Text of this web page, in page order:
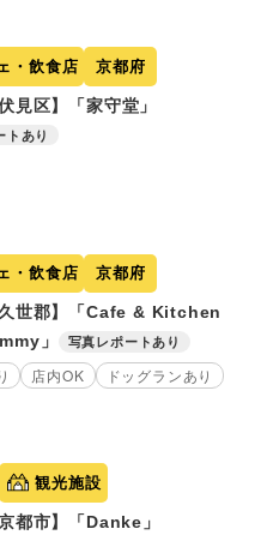
・飲食店 京都府
見区】「家守堂」
トあり
・飲食店 京都府
久世郡】「Cafe & Kitchen
」
写真レポートあり
店内OK
ドッグランあり
観光施設
都市】「Danke」